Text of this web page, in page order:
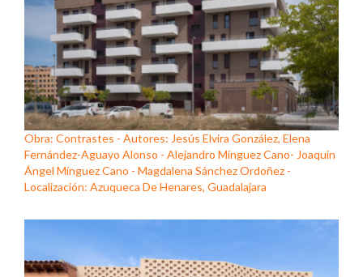
Obra: Contrastes - Autores: Jesús Elvira González, Elena
Fernández-Aguayo Alonso - Alejandro Mínguez Cano- Joaquin
Ángel Mínguez Cano - Magdalena Sánchez Ordoñez -
Localización: Azuqueca De Henares, Guadalajara